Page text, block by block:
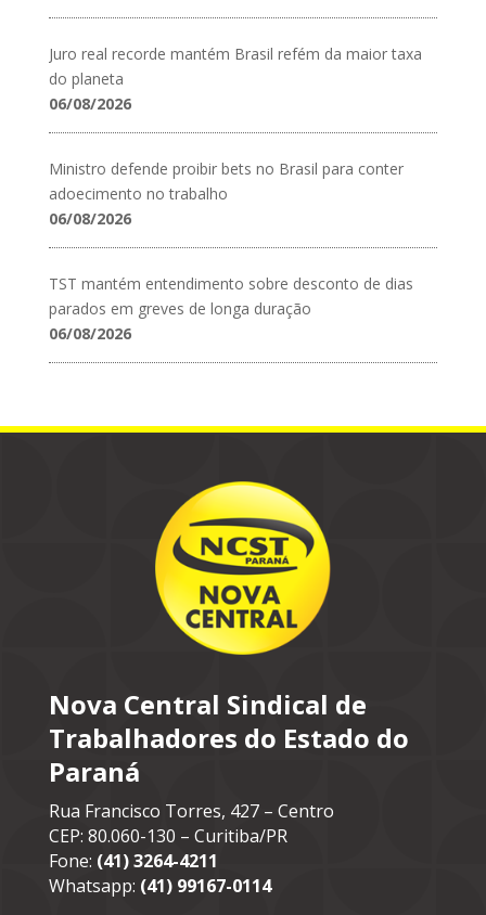
Juro real recorde mantém Brasil refém da maior taxa
do planeta
06/08/2026
Ministro defende proibir bets no Brasil para conter
adoecimento no trabalho
06/08/2026
TST mantém entendimento sobre desconto de dias
parados em greves de longa duração
06/08/2026
Nova Central Sindical de
Trabalhadores do Estado do
Paraná
Rua Francisco Torres, 427 – Centro
CEP: 80.060-130 – Curitiba/PR
Fone: (41) 3264-4211
Whatsapp: (41) 99167-0114